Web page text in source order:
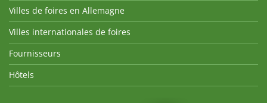
Villes de foires en Allemagne
Villes internationales de foires
Fournisseurs
Hôtels